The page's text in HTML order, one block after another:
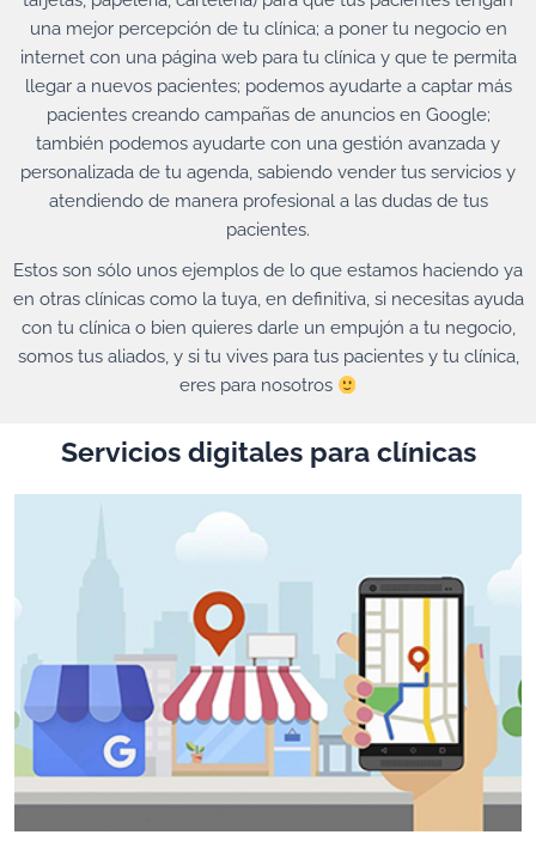
una mejor percepción de tu clínica; a poner tu negocio en
internet con una página web para tu clínica y que te permita
llegar a nuevos pacientes; podemos ayudarte a captar más
pacientes creando campañas de anuncios en Google;
también podemos ayudarte con una gestión avanzada y
personalizada de tu agenda, sabiendo vender tus servicios y
atendiendo de manera profesional a las dudas de tus
pacientes.
Estos son sólo unos ejemplos de lo que estamos haciendo ya
en otras clínicas como la tuya, en definitiva, si necesitas ayuda
con tu clínica o bien quieres darle un empujón a tu negocio,
somos tus aliados, y si tu vives para tus pacientes y tu clínica,
eres para nosotros
Servicios digitales para clínicas